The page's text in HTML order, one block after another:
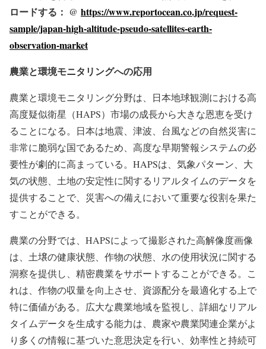
ロードする： @ https://www.reportocean.co.jp/request-
sample/japan-high-altitude-pseudo-satellites-earth-
observation-market
農業と環境モニタリングへの応用
農業と環境モニタリング分野は、日本地球観測における高
高度疑似衛星（HAPS）市場の成長から大きな恩恵を受け
ることになる。日本は地震、津波、台風などの自然災害に
非常に脆弱な国であるため、高度な早期警報システムの必
要性が劇的に高まっている。HAPSは、気象パターン、大
気の状態、土地の安定性に関するリアルタイムのデータを
提供することで、災害への備えにおいて重要な役割を果た
すことができる。
農業の分野では、HAPSによって撮影された高解像度画像
は、土壌の健康状態、作物の状態、水の使用状況に関する
洞察を提供し、精密農業をサポートすることができる。こ
れは、作物の収量を向上させ、資源配分を最適化する上で
特に価値がある。広大な農業地域を監視し、詳細なリアル
タイムデータを生成する能力は、農家や農業関連企業がよ
り多くの情報に基づいた意思決定を行い、効率性と持続可